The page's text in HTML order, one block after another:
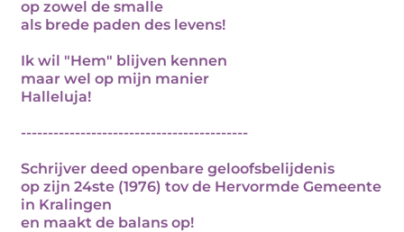
op zowel de smalle
als brede paden des levens!
Ik wil "Hem" blijven kennen
maar wel op mijn manier
Halleluja!
------------------------------------------
Schrijver deed openbare geloofsbelijdenis
op zijn 24ste (1976) tov de Hervormde Gemeente
in Kralingen
en maakt de balans op!